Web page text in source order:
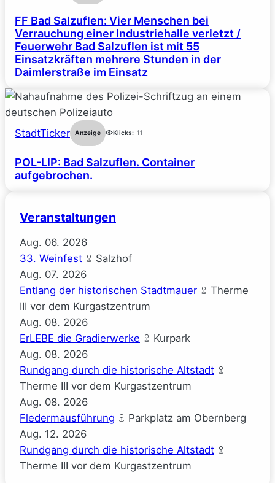
FF Bad Salzuflen: Vier Menschen bei
Verrauchung einer Industriehalle verletzt /
Feuerwehr Bad Salzuflen ist mit 55
Einsatzkräften mehrere Stunden in der
Daimlerstraße im Einsatz
StadtTicker Anzeige Klicks: 11
POL-LIP: Bad Salzuflen. Container
aufgebrochen.
Veranstaltungen
Aug. 06. 2026
33. Weinfest
Salzhof
Aug. 07. 2026
Entlang der historischen Stadtmauer
Therme
III vor dem Kurgastzentrum
Aug. 08. 2026
ErLEBE die Gradierwerke
Kurpark
Aug. 08. 2026
Rundgang durch die historische Altstadt
Therme III vor dem Kurgastzentrum
Aug. 08. 2026
Fledermausführung
Parkplatz am Obernberg
Aug. 12. 2026
Rundgang durch die historische Altstadt
Therme III vor dem Kurgastzentrum